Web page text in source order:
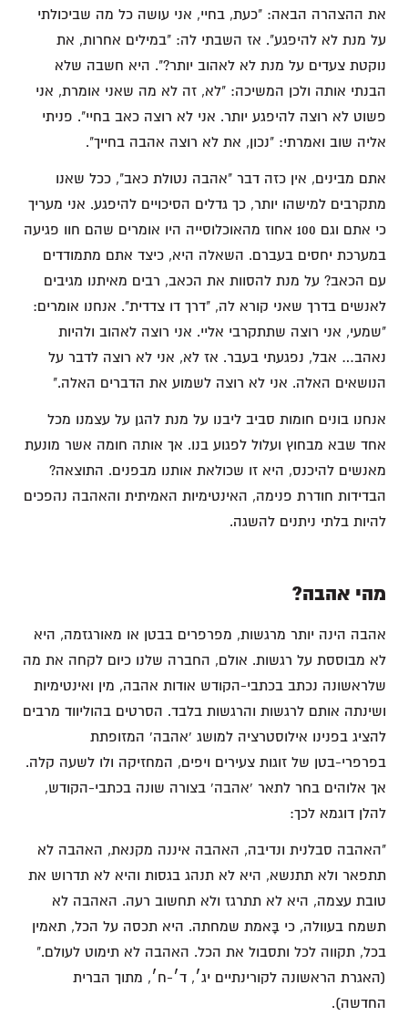
את ההצהרה הבאה: "כעת, בחיי, אני עושה כל מה שביכולתי
על מנת לא להיפגע". אז השבתי לה: "במילים אחרות, את
נוקטת צעדים על מנת לא לאהוב יותר?". היא חשבה שלא
הבנתי אותה ולכן המשיכה: "לא, זה לא מה שאני אומרת, אני
פשוט לא רוצה להיפגע יותר. אני לא רוצה כאב בחיי". פניתי
אליה שוב ואמרתי: "נכון, את לא רוצה אהבה בחייך".
אתם מבינים, אין כזה דבר "אהבה נטולת כאב", ככל שאנו
מתקרבים למישהו יותר, כך גדלים הסיכויים להיפגע. אני מעריך
כי אתם וגם 100 אחוז מהאוכלוסייה היו אומרים שהם חוו פגיעה
במערכת יחסים בעברם. השאלה היא, כיצד אתם מתמודדים
עם הכאב? על מנת להסוות את הכאב, רבים מאיתנו מגיבים
לאנשים בדרך שאני קורא לה, "דרך דו צדדית". אנחנו אומרים:
"שמעי, אני רוצה שתתקרבי אליי. אני רוצה לאהוב ולהיות
נאהב… אבל, נפגעתי בעבר. אז לא, אני לא רוצה לדבר על
הנושאים האלה. אני לא רוצה לשמוע את הדברים האלה."
אנחנו בונים חומות סביב ליבנו על מנת להגן על עצמנו מכל
אחד שבא מבחוץ ועלול לפגוע בנו. אך אותה חומה אשר מונעת
מאנשים להיכנס, היא זו שכולאת אותנו מבפנים. התוצאה?
הבדידות חודרת פנימה, האינטימיות האמיתית והאהבה נהפכים
להיות בלתי ניתנים להשגה.
מהי אהבה?
אהבה הינה יותר מרגשות, מפרפרים בבטן או מאורגזמה, היא
לא מבוססת על רגשות. אולם, החברה שלנו כיום לקחה את מה
שלראשונה נכתב בכתבי-הקודש אודות אהבה, מין ואינטימיות
ושינתה אותם לרגשות והרגשות בלבד. הסרטים בהוליווד מרבים
להציג בפנינו אילוסטרציה למושג 'אהבה' המזופתת
בפרפרי-בטן של זוגות צעירים ויפים, המחזיקה ולו לשעה קלה.
אך אלוהים בחר לתאר 'אהבה' בצורה שונה בכתבי-הקודש,
להלן דוגמא לכך:
"האהבה סבלנית ונדיבה, האהבה איננה מקנאת, האהבה לא
תתפאר ולא תתנשא, היא לא תנהג בגסות והיא לא תדרוש את
טובת עצמה, היא לא תתרגז ולא תחשוב רעה. האהבה לא
תשמח בעוולה, כי בָּאמת שמחתה. היא תכסה על הכל, תאמין
בכל, תקווה לכל ותסבול את הכל. האהבה לא תימוט לעולם."
(האגרת הראשונה לקורינתיים יג׳, ד׳-ח׳, מתוך הברית
החדשה).